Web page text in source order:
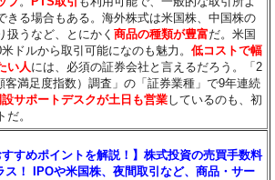
きる場合もある。海外株式は米国株、中国株の
扱うなど、とにかく商品の種類が豊富だ。米国
ドルから取引可能になのも魅力。低コストで幅
い人には、必須の証券会社と言えるだろう。「2
客満足度指数）調査」の「証券業種」で9年連続
サポートデスクが土日も営業しているのも、初
。
すめポイントを解説！】株式投資の売買手数料
ス！ IPOや米国株、夜間取引など、商品・サー